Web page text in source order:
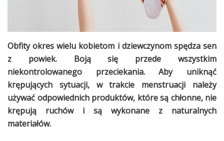
Obfity okres wielu kobietom i dziewczynom spędza sen
z powiek. Boją się przede wszystkim
niekontrolowanego przeciekania. Aby uniknąć
krępujących sytuacji, w trakcie menstruacji należy
używać odpowiednich produktów, które są chłonne, nie
krępują ruchów i są wykonane z naturalnych
materiałów.